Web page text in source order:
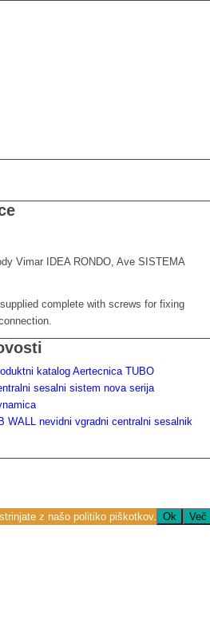
Vimar IDEA RONDO, Ave SISTEMA
complete with screws for fixing
katalog Aertecnica TUBO
sesalni sistem nova serija
WALL nevidni vgradni centralni sesalnik
z našo politiko piškotkov. Ok Več